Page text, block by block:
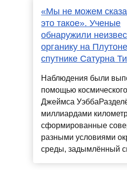
«Мы не можем
это такое». Ученые
обнаружили
органику на
спутнике Сатурна
Наблюдения были
помощью
Джеймса
миллиардами
сформированные
разными условиями
среды, задымлённый